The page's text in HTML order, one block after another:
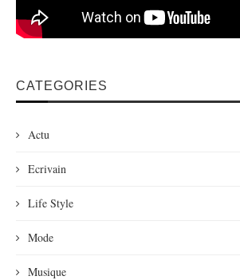
CATEGORIES
Actu
Ecrivain
Life Style
Mode
Musique